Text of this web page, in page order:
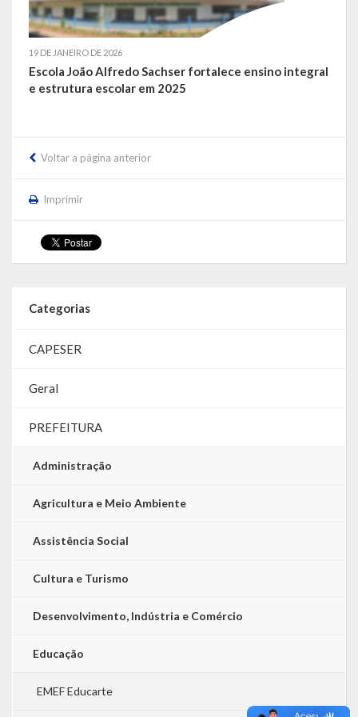
19 DE JANEIRO DE 2026
Escola João Alfredo Sachser fortalece ensino integral
e estrutura escolar em 2025
Voltar a página anterior
Imprimir
Categorias
CAPESER
Geral
PREFEITURA
Administração
Agricultura e Meio Ambiente
Assistência Social
Cultura e Turismo
Desenvolvimento, Indústria e Comércio
Educação
EMEF Educarte